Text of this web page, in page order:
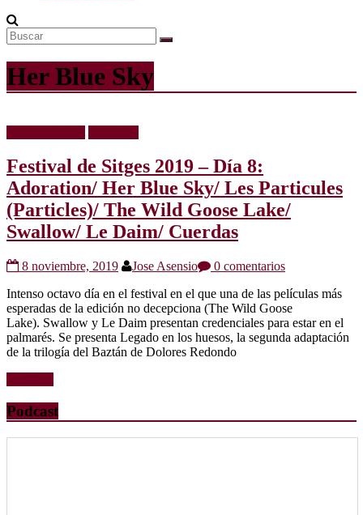
Her Blue Sky
Festival de Sitges 2019 – Día 8:
Adoration/ Her Blue Sky/ Les Particules
(Particles)/ The Wild Goose Lake/
Swallow/ Le Daim/ Cuerdas
8 noviembre, 2019 Jose Asensio
0 comentarios
Intenso octavo día en el festival en el que una de las películas más
esperadas de la edición no decepciona (The Wild Goose
Lake). Swallow y Le Daim presentan credenciales para estar en el
palmarés. Se presenta Legado en los huesos, la segunda adaptación
de la trilogía del Baztán de Dolores Redondo
Podcast